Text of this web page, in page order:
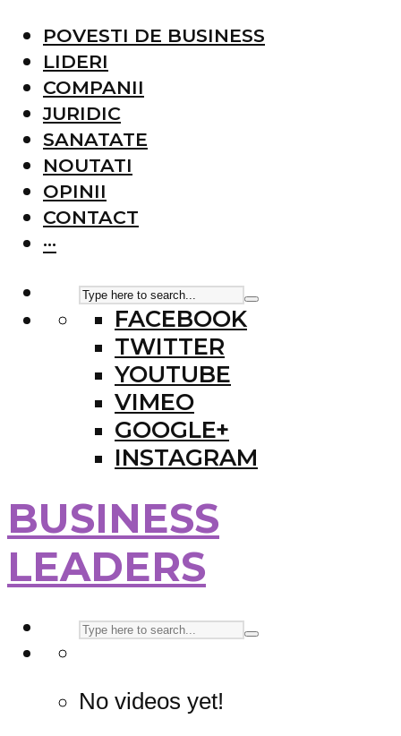
POVESTI DE BUSINESS
LIDERI
COMPANII
JURIDIC
SANATATE
NOUTATI
OPINII
CONTACT
···
FACEBOOK
TWITTER
YOUTUBE
VIMEO
GOOGLE+
INSTAGRAM
BUSINESS
LEADERS
No videos yet!